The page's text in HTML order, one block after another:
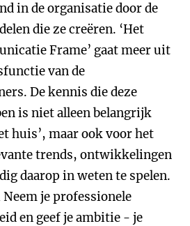
in de organisatie door de
die ze creëren. ‘Het
Frame’ gaat meer uit
van de
De kennis die deze
is niet alleen belangrijk
huis’, maar ook voor het
trends, ontwikkelingen
daarop in weten te spelen.
Neem je professionele
en geef je ambitie - je